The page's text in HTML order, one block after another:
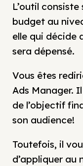
L’outil
budget au
elle qui décide
sera dépensé.
Vous êtes
Ads Manager.
de l’objectif
son audience!
Toutefois, il
d’appliquer au